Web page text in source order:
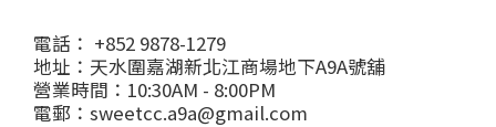
電話： +852 9878-1279
地址：天水圍嘉湖新北江商場地下A9A號舖
營業時間：10:30AM - 8:00PM
電郵：sweetcc.a9a@gmail.com